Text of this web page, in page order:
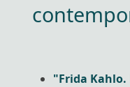
"Frida Kahlo.